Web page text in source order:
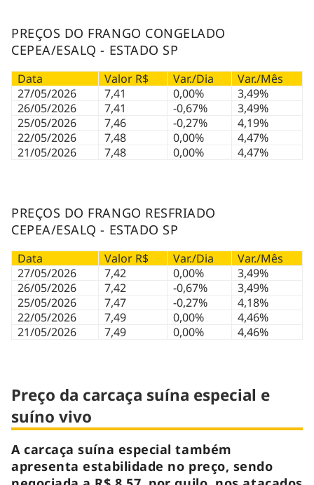
PREÇOS DO FRANGO CONGELADO
CEPEA/ESALQ - ESTADO SP
Data Valor R$ Var./Dia
Var./Mês
27/05/2026
7,41 0,00%
3,49%
26/05/2026
7,41 -0,67%
3,49%
25/05/2026
7,46 -0,27%
4,19%
22/05/2026
7,48 0,00%
4,47%
21/05/2026
7,48 0,00% 4,47%
PREÇOS DO FRANGO RESFRIADO
CEPEA/ESALQ - ESTADO SP
Data Valor R$ Var./Dia
Var./Mês
27/05/2026
7,42 0,00%
3,49%
26/05/2026
7,42 -0,67%
3,49%
25/05/2026
7,47 -0,27%
4,18%
22/05/2026
7,49 0,00%
4,46%
21/05/2026
7,49 0,00% 4,46%
Preço da carcaça suína especial e
suíno vivo
A carcaça suína especial também
apresenta estabilidade no preço, sendo